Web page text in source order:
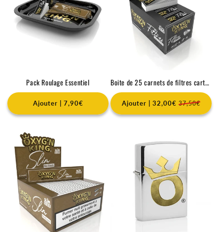
Pack Roulage Essentiel
Ajouter | 7,90€
Boite de 25 carnets de filtres carton Oxyg'n King
Ajouter | 32,00€ 37,50€